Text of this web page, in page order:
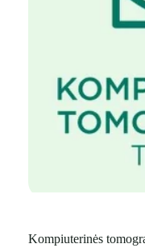
Kompiuterinės